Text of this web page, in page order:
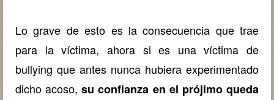
Lo grave de esto es la consecuencia que trae
para la víctima, ahora si es una víctima de
bullying que antes nunca hubiera experimentado
dicho acoso,su confianza en el prójimo queda